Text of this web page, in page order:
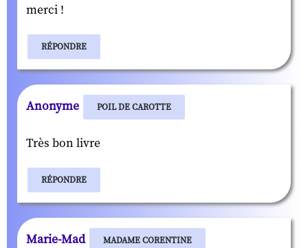
merci !
RÉPONDRE
Anonyme POIL DE CAROTTE
Très bon livre
RÉPONDRE
Marie-Mad MADAME CORENTINE